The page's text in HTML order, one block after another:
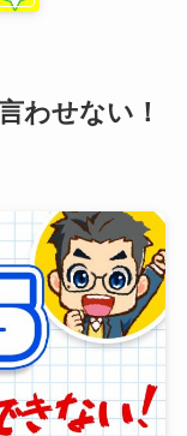
わせない！